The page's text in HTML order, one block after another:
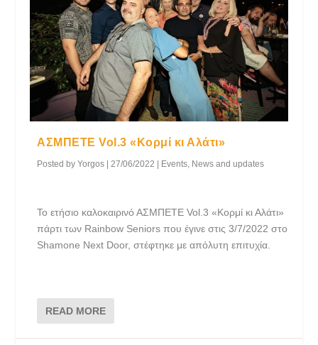
ΑΣΜΠΕΤΕ Vol.3 «Κορμί κι Αλάτι»
Posted byYorgos |27/06/2022 Events, News and updates
Το ετήσιο καλοκαιρινό ΑΣΜΠΕΤΕ Vol.3 «Κορμί κι Αλάτι»
πάρτι των Rainbow Seniors που έγινε στις 3/7/2022 στο
Shamone Next Door, στέφτηκε με απόλυτη επιτυχία.
READ MORE